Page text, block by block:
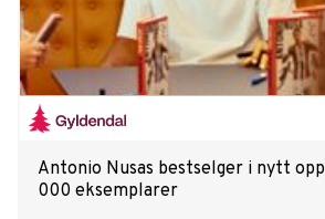
Antonio Nusas bestselger i nytt
000 eksemplarer